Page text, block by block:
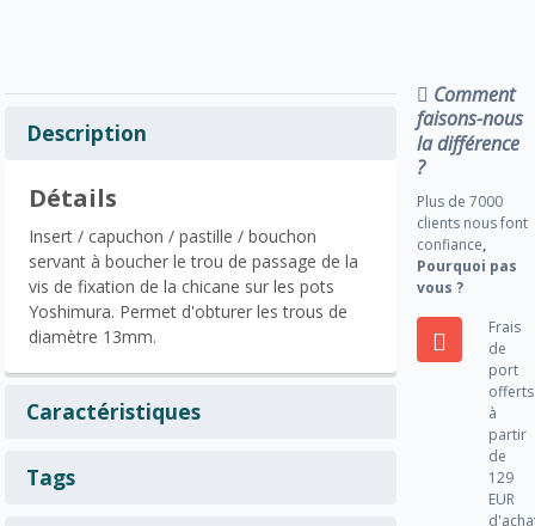
Description
Détails
Insert / capuchon / pastille / bouchon
servant à boucher le trou de passage de la
vis de fixation de la chicane sur les pots
Yoshimura. Permet d'obturer les trous de
diamètre 13mm.
Caractéristiques
Tags
Comment
faisons-nous
la différence
?
Plus de 7000
clients nous font
confiance,
Pourquoi pas
vous ?
Frais
de
port
offerts
à
partir
de
129
EUR